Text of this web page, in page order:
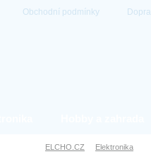
Obchodní podmínky
ELCHO.CZ Elektronika